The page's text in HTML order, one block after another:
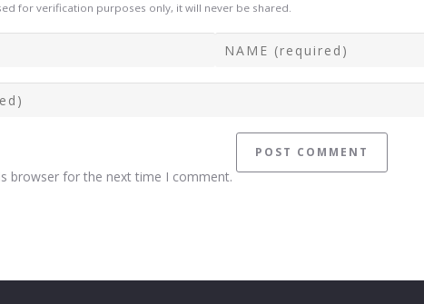
for verification purposes only, it will never be shared.
browser for the next time I comment.